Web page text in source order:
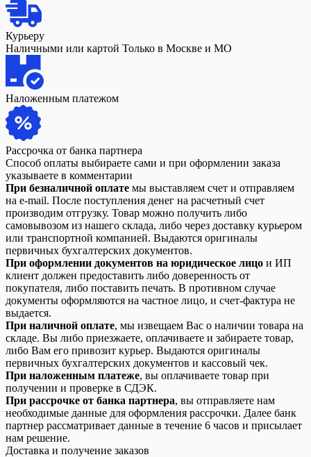
Курьеру
Наличными или картой Только в Москве и МО
Наложенным платежом
Рассрочка от банка партнера
Способ оплаты выбираете сами и при оформлении заказа
указываете в комментарии
При безналичной оплате мы выставляем счет и отправляем
на e-mail. После поступления денег на расчетный счет
производим отгрузку. Товар можно получить либо
самовывозом из нашего склада, либо через доставку курьером
или транспортной компанией. Выдаются оригиналы
первичных бухгалтерских документов.
При оформлении документов на юридическое лицо и ИП
клиент должен предоставить либо доверенность от
покупателя, либо поставить печать. В противном случае
документы оформляются на частное лицо, и счет-фактура не
выдается.
При наличной оплате, мы извещаем Вас о наличии товара на
складе. Вы либо приезжаете, оплачиваете и забираете товар,
либо Вам его привозит курьер. Выдаются оригиналы
первичных бухгалтерских документов и кассовый чек.
При наложенным платеже, вы оплачиваете товар при
получении и проверке в СДЭК.
При рассрочке от банка партнера, вы отправляете нам
необходимые данные для оформления рассрочки. Далее банк
партнер рассматривает данные в течение 6 часов и присылает
нам решение.
Доставка и получение заказов